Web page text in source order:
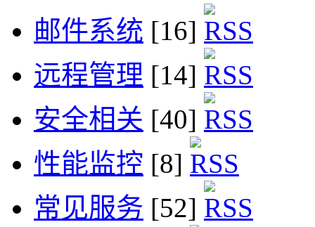
邮件系统 [16]
远程管理 [14]
安全相关 [40]
性能监控 [8]
常见服务 [52]